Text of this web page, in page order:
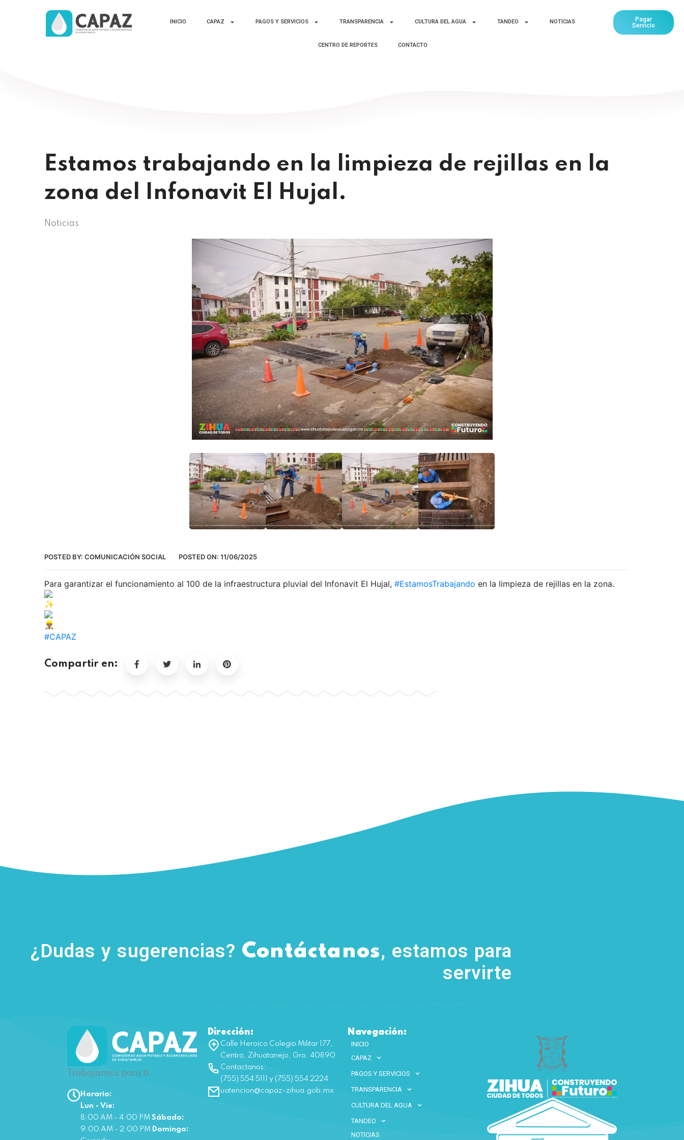
INICIO CAPAZ PAGOS Y SERVICIOS TRANSPARENCIA CULTURA DEL AGUA TANDEO NOTICIAS
CENTRO DE REPORTES CONTACTO
Pagar
Servicio
Estamos trabajando en la limpieza de rejillas en la
zona del Infonavit El Hujal.
Noticias
POSTED BY: COMUNICACIÓN SOCIAL POSTED ON: 11/06/2025
Para garantizar el funcionamiento al 100 de la infraestructura pluvial del Infonavit El Hujal, #EstamosTrabajando en la limpieza de rejillas en la zona.
#CAPAZ
Compartir en:
¿Dudas y sugerencias? Contáctanos, estamos para
servirte
Trabajamos para ti.
Horario:
Lun - Vie:
8:00 AM - 4:00 PM Sábado:
9:00 AM - 2:00 PM Domingo:
Dirección:
Calle Heroico Colegio Militar 177,
Centro, Zihuatanejo, Gro. 40890
Contactanos:
(755) 554 5111 y (755) 554 2224
uatencion@capaz-zihua.gob.mx
Navegación:
INICIO
CAPAZ
PAGOS Y SERVICIOS
TRANSPARENCIA
CULTURA DEL AGUA
TANDEO
NOTICIAS